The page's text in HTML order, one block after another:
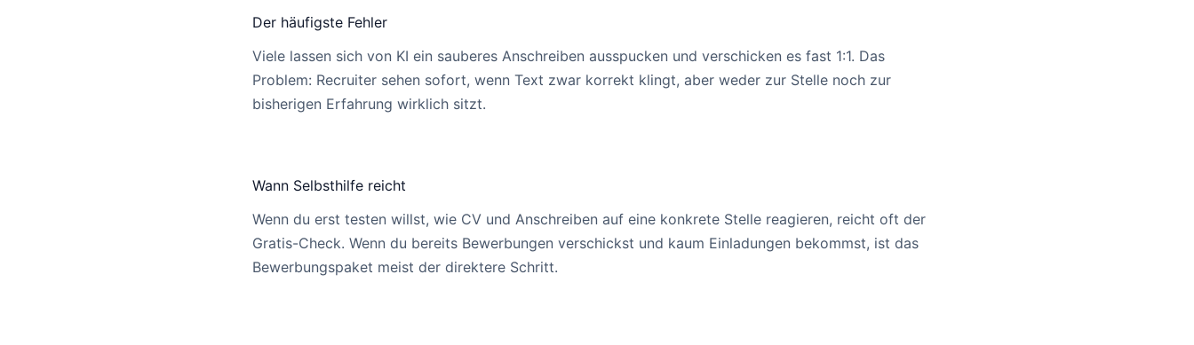
Der häufigste Fehler
Viele lassen sich von KI ein sauberes Anschreiben ausspucken und verschicken es fast 1:1. Das
Problem: Recruiter sehen sofort, wenn Text zwar korrekt klingt, aber weder zur Stelle noch zur
bisherigen Erfahrung wirklich sitzt.
Wann Selbsthilfe reicht
Wenn du erst testen willst, wie CV und Anschreiben auf eine konkrete Stelle reagieren, reicht oft der
Gratis-Check. Wenn du bereits Bewerbungen verschickst und kaum Einladungen bekommst, ist das
Bewerbungspaket meist der direktere Schritt.